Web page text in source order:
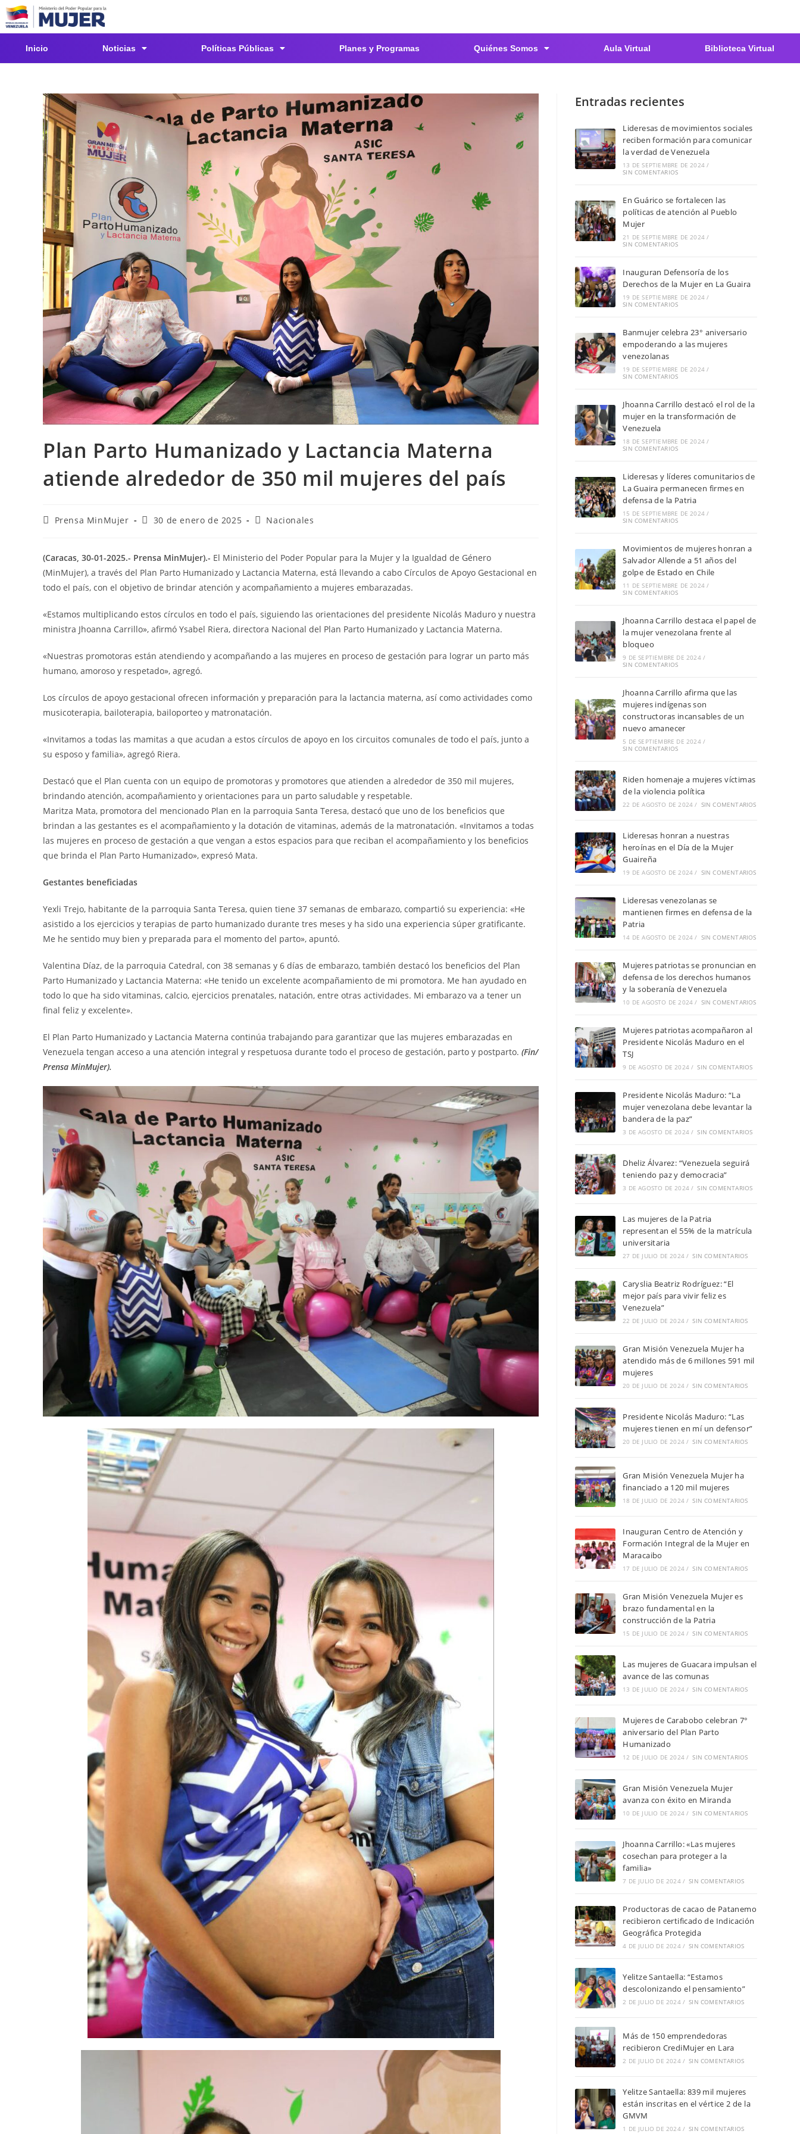
Inicio Noticias Políticas Públicas Planes y Programas Quiénes Somos Aula Virtual Biblioteca Virtual
Plan Parto Humanizado y Lactancia Materna
atiende alrededor de 350 mil mujeres del país
Prensa MinMujer 30 de enero de 2025 Nacionales
(Caracas, 30-01-2025.- Prensa MinMujer).- El Ministerio del Poder Popular para la Mujer y la Igualdad de Género
(MinMujer), a través del Plan Parto Humanizado y Lactancia Materna, está llevando a cabo Círculos de Apoyo Gestacional en
todo el país, con el objetivo de brindar atención y acompañamiento a mujeres embarazadas.
«Estamos multiplicando estos círculos en todo el país, siguiendo las orientaciones del presidente Nicolás Maduro y nuestra
ministra Jhoanna Carrillo», afirmó Ysabel Riera, directora Nacional del Plan Parto Humanizado y Lactancia Materna.
«Nuestras promotoras están atendiendo y acompañando a las mujeres en proceso de gestación para lograr un parto más
humano, amoroso y respetado», agregó.
Los círculos de apoyo gestacional ofrecen información y preparación para la lactancia materna, así como actividades como
musicoterapia, bailoterapia, bailoporteo y matronatación.
«Invitamos a todas las mamitas a que acudan a estos círculos de apoyo en los circuitos comunales de todo el país, junto a
su esposo y familia», agregó Riera.
Destacó que el Plan cuenta con un equipo de promotoras y promotores que atienden a alrededor de 350 mil mujeres,
brindando atención, acompañamiento y orientaciones para un parto saludable y respetable.
Maritza Mata, promotora del mencionado Plan en la parroquia Santa Teresa, destacó que uno de los beneficios que
brindan a las gestantes es el acompañamiento y la dotación de vitaminas, además de la matronatación. «Invitamos a todas
las mujeres en proceso de gestación a que vengan a estos espacios para que reciban el acompañamiento y los beneficios
que brinda el Plan Parto Humanizado», expresó Mata.
Gestantes beneficiadas
Yexli Trejo, habitante de la parroquia Santa Teresa, quien tiene 37 semanas de embarazo, compartió su experiencia: «He
asistido a los ejercicios y terapias de parto humanizado durante tres meses y ha sido una experiencia súper gratificante.
Me he sentido muy bien y preparada para el momento del parto», apuntó.
Valentina Díaz, de la parroquia Catedral, con 38 semanas y 6 días de embarazo, también destacó los beneficios del Plan
Parto Humanizado y Lactancia Materna: «He tenido un excelente acompañamiento de mi promotora. Me han ayudado en
todo lo que ha sido vitaminas, calcio, ejercicios prenatales, natación, entre otras actividades. Mi embarazo va a tener un
final feliz y excelente».
El Plan Parto Humanizado y Lactancia Materna continúa trabajando para garantizar que las mujeres embarazadas en
Venezuela tengan acceso a una atención integral y respetuosa durante todo el proceso de gestación, parto y postparto. (Fin/
Prensa MinMujer).
Entradas recientes
Lideresas de movimientos sociales
reciben formación para comunicar
la verdad de Venezuela
13 DE SEPTIEMBRE DE 2024 /
SIN COMENTARIOS
En Guárico se fortalecen las
políticas de atención al Pueblo
Mujer
21 DE SEPTIEMBRE DE 2024 /
SIN COMENTARIOS
Inauguran Defensoría de los
Derechos de la Mujer en La Guaira
19 DE SEPTIEMBRE DE 2024 /
SIN COMENTARIOS
Banmujer celebra 23° aniversario
empoderando a las mujeres
venezolanas
19 DE SEPTIEMBRE DE 2024 /
SIN COMENTARIOS
Jhoanna Carrillo destacó el rol de la
mujer en la transformación de
Venezuela
18 DE SEPTIEMBRE DE 2024 /
SIN COMENTARIOS
Lideresas y líderes comunitarios de
La Guaira permanecen firmes en
defensa de la Patria
15 DE SEPTIEMBRE DE 2024 /
SIN COMENTARIOS
Movimientos de mujeres honran a
Salvador Allende a 51 años del
golpe de Estado en Chile
11 DE SEPTIEMBRE DE 2024 /
SIN COMENTARIOS
Jhoanna Carrillo destaca el papel de
la mujer venezolana frente al
bloqueo
9 DE SEPTIEMBRE DE 2024 /
SIN COMENTARIOS
Jhoanna Carrillo afirma que las
mujeres indígenas son
constructoras incansables de un
nuevo amanecer
5 DE SEPTIEMBRE DE 2024 /
SIN COMENTARIOS
Riden homenaje a mujeres víctimas
de la violencia política
22 DE AGOSTO DE 2024 / SIN COMENTARIOS
Lideresas honran a nuestras
heroínas en el Día de la Mujer
Guaireña
19 DE AGOSTO DE 2024 / SIN COMENTARIOS
Lideresas venezolanas se
mantienen firmes en defensa de la
Patria
14 DE AGOSTO DE 2024 / SIN COMENTARIOS
Mujeres patriotas se pronuncian en
defensa de los derechos humanos
y la soberanía de Venezuela
10 DE AGOSTO DE 2024 / SIN COMENTARIOS
Mujeres patriotas acompañaron al
Presidente Nicolás Maduro en el
TSJ
9 DE AGOSTO DE 2024 / SIN COMENTARIOS
Presidente Nicolás Maduro: “La
mujer venezolana debe levantar la
bandera de la paz”
3 DE AGOSTO DE 2024 / SIN COMENTARIOS
Dheliz Álvarez: “Venezuela seguirá
teniendo paz y democracia”
3 DE AGOSTO DE 2024 / SIN COMENTARIOS
Las mujeres de la Patria
representan el 55% de la matrícula
universitaria
27 DE JULIO DE 2024 / SIN COMENTARIOS
Caryslia Beatriz Rodríguez: “El
mejor país para vivir feliz es
Venezuela”
22 DE JULIO DE 2024 / SIN COMENTARIOS
Gran Misión Venezuela Mujer ha
atendido más de 6 millones 591 mil
mujeres
20 DE JULIO DE 2024 / SIN COMENTARIOS
Presidente Nicolás Maduro: “Las
mujeres tienen en mí un defensor”
20 DE JULIO DE 2024 / SIN COMENTARIOS
Gran Misión Venezuela Mujer ha
financiado a 120 mil mujeres
18 DE JULIO DE 2024 / SIN COMENTARIOS
Inauguran Centro de Atención y
Formación Integral de la Mujer en
Maracaibo
17 DE JULIO DE 2024 / SIN COMENTARIOS
Gran Misión Venezuela Mujer es
brazo fundamental en la
construcción de la Patria
15 DE JULIO DE 2024 / SIN COMENTARIOS
Las mujeres de Guacara impulsan el
avance de las comunas
13 DE JULIO DE 2024 / SIN COMENTARIOS
Mujeres de Carabobo celebran 7°
aniversario del Plan Parto
Humanizado
12 DE JULIO DE 2024 / SIN COMENTARIOS
Gran Misión Venezuela Mujer
avanza con éxito en Miranda
10 DE JULIO DE 2024 / SIN COMENTARIOS
Jhoanna Carrillo: «Las mujeres
cosechan para proteger a la
familia»
7 DE JULIO DE 2024 / SIN COMENTARIOS
Productoras de cacao de Patanemo
recibieron certificado de Indicación
Geográfica Protegida
4 DE JULIO DE 2024 / SIN COMENTARIOS
Yelitze Santaella: “Estamos
descolonizando el pensamiento”
2 DE JULIO DE 2024 / SIN COMENTARIOS
Más de 150 emprendedoras
recibieron CrediMujer en Lara
2 DE JULIO DE 2024 / SIN COMENTARIOS
Yelitze Santaella: 839 mil mujeres
están inscritas en el vértice 2 de la
GMVM
1 DE JULIO DE 2024 / SIN COMENTARIOS